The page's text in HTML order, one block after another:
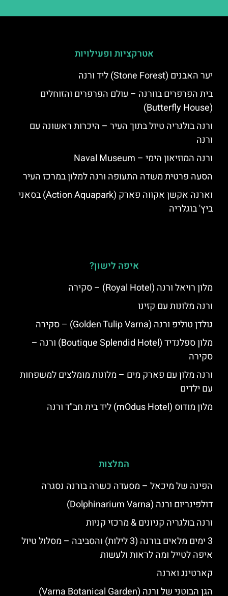
אטרקציות ופעילויות
יער האבנים (Stone Forest) ליד ורנה
בית הפרפרים בוורנה – עולם הפרפרים והזוחלים
(Butterfly House)
ורנה בולגריה טיול בתוך העיר – היכרות ראשונה עם
ורנה
ורנה המוזיאון הימי – Naval Museum
הסעה פרטית משדה התעופה ורנה למלון במרכז העיר
וארנה אקשן אקווה פארק (Action Aquapark) בסאני
ביץ' בוגלריה
איפה לישון?
מלון רויאל ורנה (Royal Hotel) – סקירה
ורנה מלונות עם קזינו
גולדן טוליפ ורנה (Golden Tulip Varna) – סקירה
מלון ספלנדיד (Boutique Splendid Hotel) ורנה –
סקירה
ורנה מלון עם פארק מים – מלונות מומלצים למשפחות
עם ילדים
מלון מודוס (mOdus Hotel) ליד בית חב"ד ורנה
המלצות
הפינה של מיכאל – מסעדה כשרה בורנה נסגרה
דולפינריום ורנה (Dolphinarium Varna)
ורנה בולגריה קניונים & מרכזי קניות
3 ימים מלאים בורנה (3 לילות) והסביבה – מסלול טיול
איפה לטייל ומה לראות ולעשות
קארטינג וארנה
הגן הבוטני של ורנה (Varna Botanical Garden)